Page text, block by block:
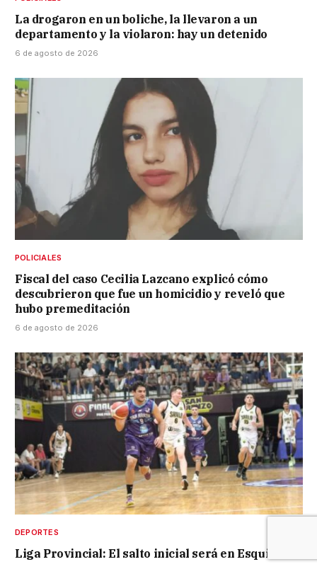
La drogaron en un boliche, la llevaron a un
departamento y la violaron: hay un detenido
6 de agosto de 2026
POLICIALES
Fiscal del caso Cecilia Lazcano explicó cómo
descubrieron que fue un homicidio y reveló que
hubo premeditación
6 de agosto de 2026
DEPORTES
Liga Provincial: El salto inicial será en Esquina